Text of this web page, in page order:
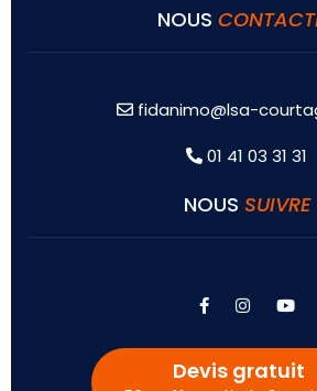
NOUS
fidanimo@lsa-
01 41 03 31 31
NOUS SUIVRE
facebookinstagram
Devis gratuit